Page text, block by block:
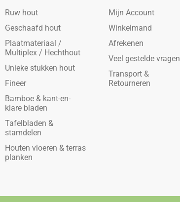
Ruw hout
Geschaafd hout
Plaatmateriaal /
Multiplex / Hechthout
Unieke stukken hout
Fineer
Bamboe & kant-en-
klare bladen
Tafelbladen &
stamdelen
Houten vloeren & terras
planken
Mijn Account
Winkelmand
Afrekenen
Veel gestelde vragen
Transport &
Retourneren